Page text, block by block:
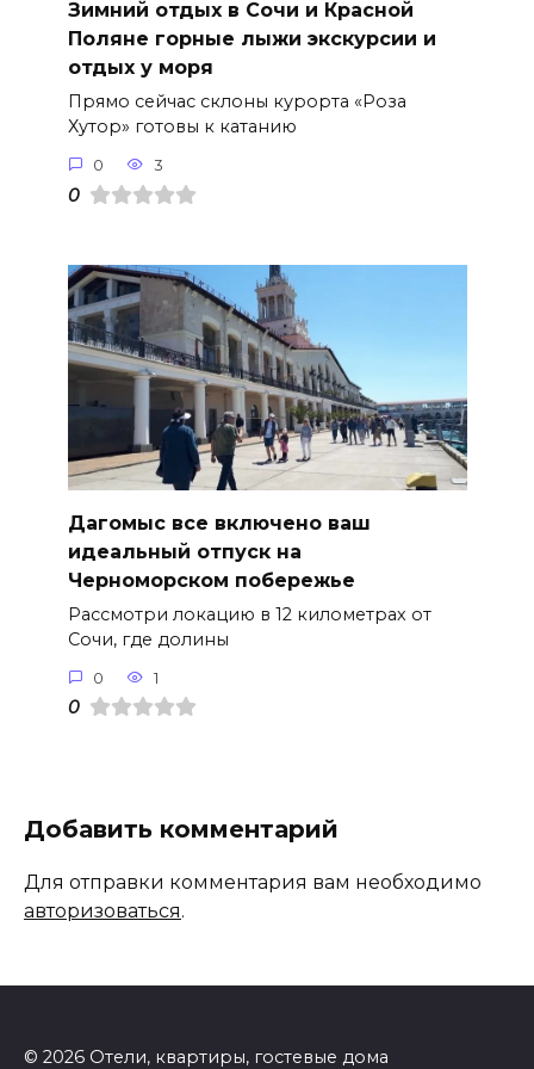
Зимний отдых в Сочи и Красной
Поляне горные лыжи экскурсии и
отдых у моря
Прямо сейчас склоны курорта «Роза
Хутор» готовы к катанию
0 3
0
Дагомыс все включено ваш
идеальный отпуск на
Черноморском побережье
Рассмотри локацию в 12 километрах от
Сочи, где долины
0 1
0
Добавить комментарий
Для отправки комментария вам необходимо
авторизоваться.
© 2026 Отели, квартиры, гостевые дома